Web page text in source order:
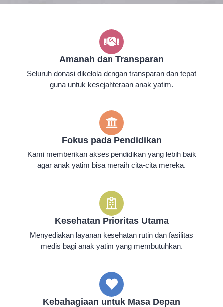
Amanah dan Transparan
Seluruh donasi dikelola dengan transparan dan tepat
guna untuk kesejahteraan anak yatim.
Fokus pada Pendidikan
Kami memberikan akses pendidikan yang lebih baik
agar anak yatim bisa meraih cita-cita mereka.
Kesehatan Prioritas Utama
Menyediakan layanan kesehatan rutin dan fasilitas
medis bagi anak yatim yang membutuhkan.
Kebahagiaan untuk Masa Depan